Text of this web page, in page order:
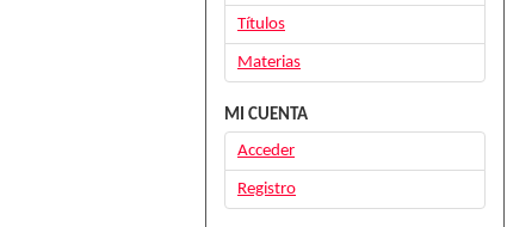
Títulos
Materias
MI CUENTA
Acceder
Registro